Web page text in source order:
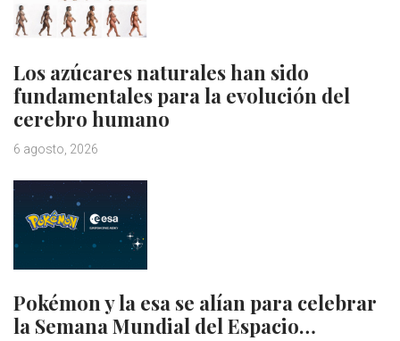
Los azúcares naturales han sido
fundamentales para la evolución del
cerebro humano
6 agosto, 2026
Pokémon y la esa se alían para celebrar
la Semana Mundial del Espacio…